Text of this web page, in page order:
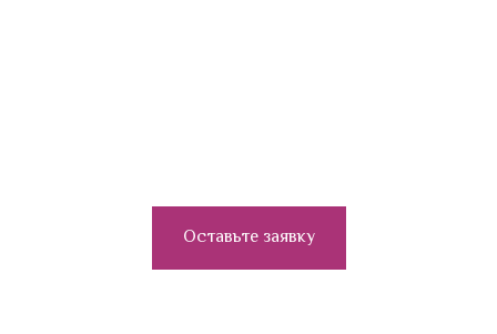
Оставьте заявку